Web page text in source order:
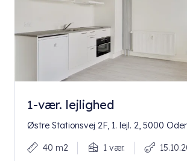
1-vær. lejlighed
Østre Stationsvej 2F, 1. lejl. 2, 5000
40 m2 1 vær.